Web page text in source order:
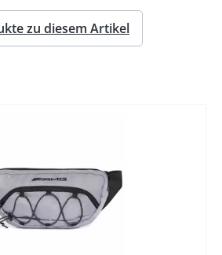
zu diesem Artikel